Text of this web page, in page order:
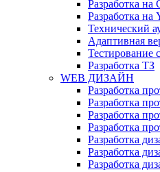
Разработка
Разработка на
Технический
Адаптивная
Тестирование
Разработка ТЗ
WEB ДИЗАЙН
Разработка
Разработка
Разработка
Разработка
Разработка
Разработка
Разработка